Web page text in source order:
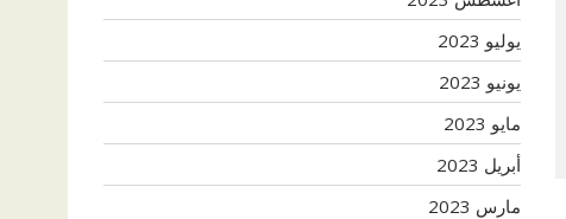
يوليو 2023
يونيو 2023
مايو 2023
أبريل 2023
مارس 2023